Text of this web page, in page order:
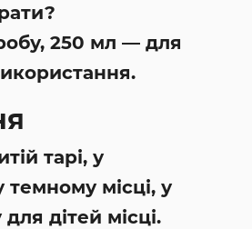
250 мл — для
тарі, у
місці, у
дітей місці.